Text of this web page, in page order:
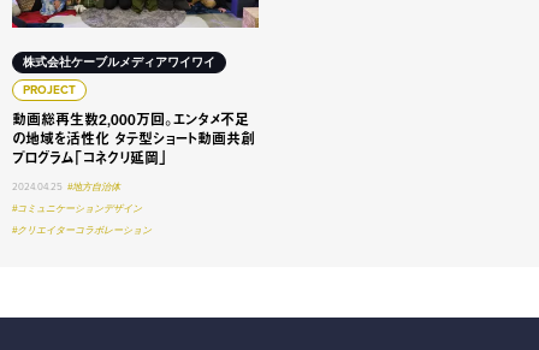
株式会社ケーブルメディアワイワイ
PROJECT
動画総再生数2,000万回。エンタメ不足
の地域を活性化 タテ型ショート動画共創
プログラム「コネクリ延岡」
2024.04.25 #地方自治体
#コミュニケーションデザイン
#クリエイターコラボレーション